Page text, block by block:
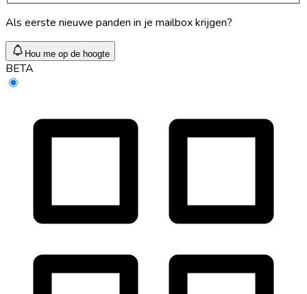
Als eerste nieuwe panden in je mailbox krijgen?
Hou me op de hoogte
BETA